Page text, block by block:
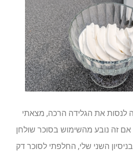
את הגלידה הרכה, מצאתי
זה נובע מהשימוש בסוכר שולחן
השני שלי, החלפתי לסוכר דק